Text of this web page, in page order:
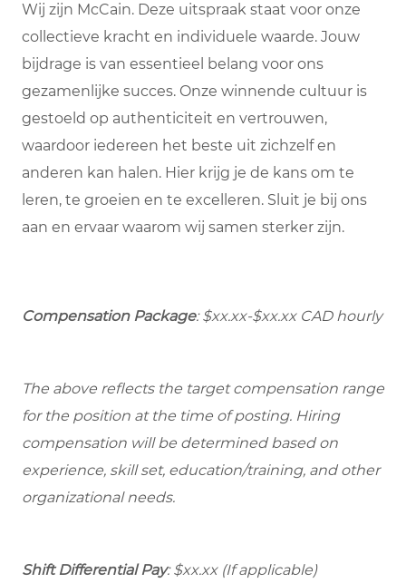
Wij zijn McCain. Deze uitspraak staat voor onze
collectieve kracht en individuele waarde. Jouw
bijdrage is van essentieel belang voor ons
gezamenlijke succes. Onze winnende cultuur is
gestoeld op authenticiteit en vertrouwen,
waardoor iedereen het beste uit zichzelf en
anderen kan halen. Hier krijg je de kans om te
leren, te groeien en te excelleren. Sluit je bij ons
aan en ervaar waarom wij samen sterker zijn.
Compensation Package:$xx.xx-$xx.xx CAD hourly
The above reflects the target compensation range
for the position at the time of posting. Hiring
compensation will be determined based on
experience, skill set, education/training, and other
organizational needs.
Shift Differential Pay: $xx.xx (If applicable)